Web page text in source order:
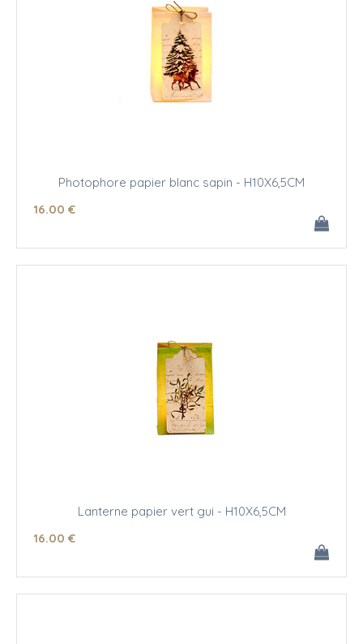
Photophore papier blanc sapin - H10X6,5CM
16.00 €
Lanterne papier vert gui - H10X6,5CM
16.00 €